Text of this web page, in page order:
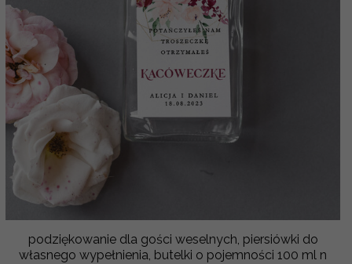
podziękowanie dla gości weselnych, piersiówki do
własnego wypełnienia, butelki o pojemności 100 ml n